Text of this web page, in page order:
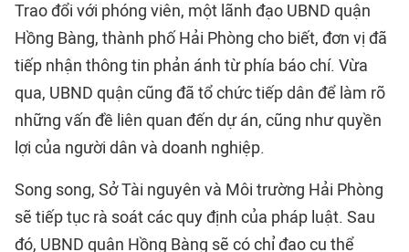
Trao đổi với phóng viên, một lãnh đạo UBND quận
Hồng Bàng, thành phố Hải Phòng cho biết, đơn vị đã
tiếp nhận thông tin phản ánh từ phía báo chí. Vừa
qua, UBND quận cũng đã tổ chức tiếp dân để làm rõ
những vấn đề liên quan đến dự án, cũng như quyền
lợi của người dân và doanh nghiệp.
Song song, Sở Tài nguyên và Môi trường Hải Phòng
sẽ tiếp tục rà soát các quy định của pháp luật. Sau
đó, UBND quận Hồng Bàng sẽ có chỉ đạo cụ thể